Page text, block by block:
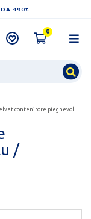
490€
0
contenitore pieghevole 38x38x38 blu /...
/